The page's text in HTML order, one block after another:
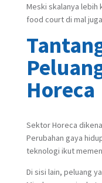
Meski skalanya lebih
food court di mal
Horeca
Sektor Horeca
Perubahan gaya
teknologi ikut
Di sisi lain, peluang